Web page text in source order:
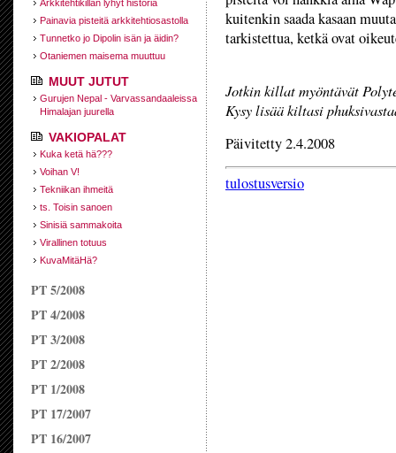
Arkkitehtikillan lyhyt historia
Painavia pisteitä arkkitehtiosastolla
Tunnetko jo Dipolin isän ja äidin?
Otaniemen maisema muuttuu
MUUT JUTUT
Gurujen Nepal - Varvassandaaleissa
Himalajan juurella
VAKIOPALAT
Kuka ketä hä???
Voihan V!
Tekniikan ihmeitä
ts. Toisin sanoen
Sinisiä sammakoita
Virallinen totuus
KuvaMitäHä?
PT 5/2008
PT 4/2008
PT 3/2008
PT 2/2008
PT 1/2008
PT 17/2007
PT 16/2007
kuitenkin saada kasaan
tarkistettua, ketkä ovat
Jotkin killat myöntävät
Kysy lisää kiltasi
Päivitetty 2.4.2008
tulostusversio